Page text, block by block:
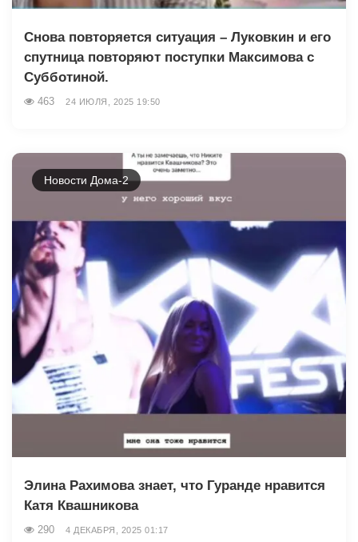
Снова повторяется ситуация – Луковкин и его
спутница повторяют поступки Максимова с
Субботиной.
463 24 ИЮЛЯ, 2025 19:50
Новости Дома-2
Элина Рахимова знает, что Гуранде нравится
Катя Квашникова
290 4 ДЕКАБРЯ, 2025 01:17